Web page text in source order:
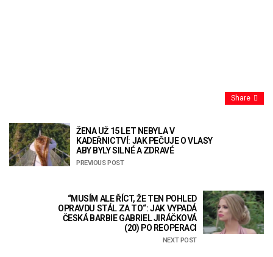
Share
ŽENA UŽ 15 LET NEBYLA V
KADEŘNICTVÍ: JAK PEČUJE O VLASY
ABY BYLY SILNÉ A ZDRAVÉ
PREVIOUS POST
“MUSÍM ALE ŘÍCT, ŽE TEN POHLED
OPRAVDU STÁL ZA TO“: JAK VYPADÁ
ČESKÁ BARBIE GABRIEL JIRÁČKOVÁ
(20) PO REOPERACI
NEXT POST